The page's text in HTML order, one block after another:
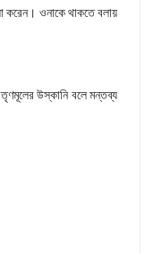
করেন। ওনাকে থাকতে বলায়
তৃণমূলের উস্কানি বলে মন্তব্য